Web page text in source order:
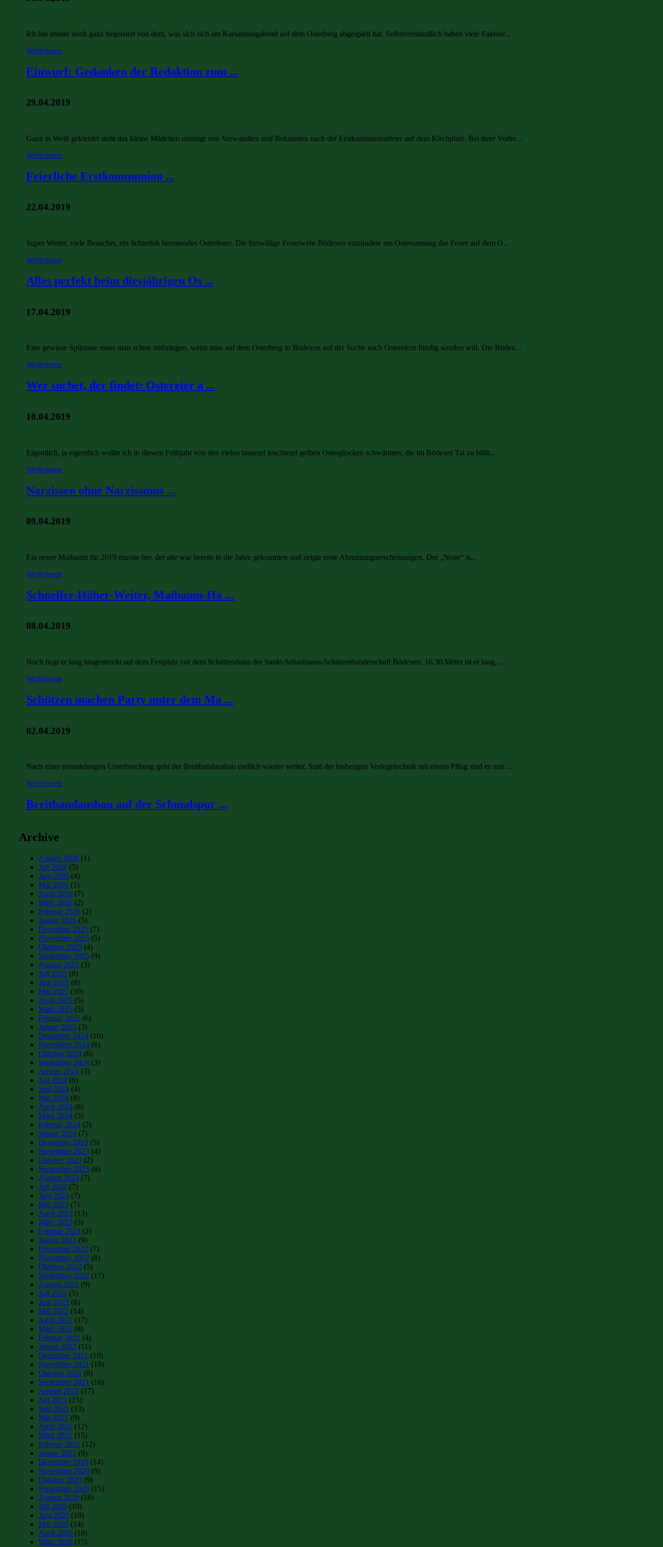
Ich bin immer noch ganz begeistert von dem, was sich sich am Karsamstagabend auf dem Osterberg abgespielt hat. Selbstverständlich haben viele Faktore...
Weiterlesen
Einwurf: Gedanken der Redaktion zum ...
29.04.2019
Ganz in Weiß gekleidet steht das kleine Mädchen umringt von Verwandten und Bekannten nach der Erstkommunionfeier auf dem Kirchplatz. Bei ihrer Vorbe...
Weiterlesen
Feierliche Erstkommunion ...
22.04.2019
Super Wetter, viele Besucher, ein lichterloh brennendes Osterfeuer. Die freiwillige Feuerwehr Bödexen entzündete am Ostersamstag das Feuer auf dem O...
Weiterlesen
Alles perfekt beim diesjährigen Os ...
17.04.2019
Eine gewisse Spürnase muss man schon mitbringen, wenn man auf dem Osterberg in Bödexen auf der Suche nach Ostereiern fündig werden will. Die Bödex...
Weiterlesen
Wer suchet, der findet: Ostereier a ...
10.04.2019
Eigentlich, ja eigentlich wollte ich in diesem Frühjahr von den vielen tausend leuchtend gelben Osterglocken schwärmen, die im Bödexer Tal zu blüh...
Weiterlesen
Narzissen ohne Narzissmus ...
09.04.2019
Ein neuer Maibaum für 2019 musste her, der alte war bereits in die Jahre gekommen und zeigte erste Abnutzungserscheinungen. Der „Neue“ is...
Weiterlesen
Schneller-Höher-Weiter, Maibaum-Ha ...
08.04.2019
Noch liegt er lang hingestreckt auf dem Festplatz vor dem Schützenhaus der Sankt-Sebastianus-Schützenbruderschaft Bödexen. 16,30 Meter ist er lang,...
Weiterlesen
Schützen machen Party unter dem Ma ...
02.04.2019
Nach einer monatelangen Unterbrechung geht der Breitbandausbau endlich wieder weiter. Statt der bisherigen Verlegetechnik mit einem Pflug sind es nun ...
Weiterlesen
Breitbandausbau auf der Schmalspur ...
Archive
August 2026 (1)
Juli 2026 (5)
Juni 2026 (4)
Mai 2026 (1)
April 2026 (7)
März 2026 (2)
Februar 2026 (2)
Januar 2026 (5)
Dezember 2025 (7)
November 2025 (5)
Oktober 2025 (4)
September 2025 (9)
August 2025 (3)
Juli 2025 (8)
Juni 2025 (8)
Mai 2025 (10)
April 2025 (5)
März 2025 (5)
Februar 2025 (6)
Januar 2025 (3)
Dezember 2024 (10)
November 2024 (6)
Oktober 2024 (6)
September 2024 (3)
August 2024 (3)
Juli 2024 (6)
Juni 2024 (4)
Mai 2024 (8)
April 2024 (8)
März 2024 (5)
Februar 2024 (2)
Januar 2024 (7)
Dezember 2023 (5)
November 2023 (4)
Oktober 2023 (2)
September 2023 (6)
August 2023 (7)
Juli 2023 (7)
Juni 2023 (7)
Mai 2023 (7)
April 2023 (13)
März 2023 (3)
Februar 2023 (2)
Januar 2023 (9)
Dezember 2022 (7)
November 2022 (8)
Oktober 2022 (5)
September 2022 (17)
August 2022 (9)
Juli 2022 (5)
Juni 2022 (8)
Mai 2022 (14)
April 2022 (17)
März 2022 (8)
Februar 2022 (4)
Januar 2022 (11)
Dezember 2021 (19)
November 2021 (19)
Oktober 2021 (8)
September 2021 (16)
August 2021 (17)
Juli 2021 (15)
Juni 2021 (13)
Mai 2021 (9)
April 2021 (12)
März 2021 (15)
Februar 2021 (12)
Januar 2021 (9)
Dezember 2020 (14)
November 2020 (9)
Oktober 2020 (9)
September 2020 (15)
August 2020 (18)
Juli 2020 (10)
Juni 2020 (10)
Mai 2020 (14)
April 2020 (18)
März 2020 (15)